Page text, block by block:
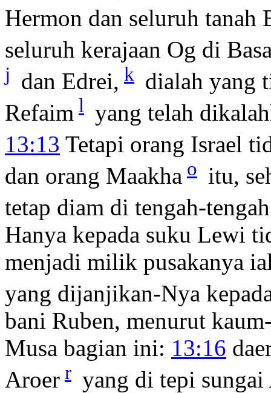
Hermon dan seluruh tanah
seluruh kerajaan Og di
j dan Edrei, k dialah yang
Refaim l yang telah
13:13 Tetapi orang Israel
dan orang Maakha o itu,
tetap diam di tengah-
Hanya kepada suku Lewi
menjadi milik pusakanya
yang dijanjikan-Nya
bani Ruben, menurut
Musa bagian ini: 13:16
Aroer r yang di tepi sungai